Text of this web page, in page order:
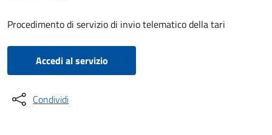
Procedimento di servizio di invio telematico della tari
Accedi al servizio
Condividi